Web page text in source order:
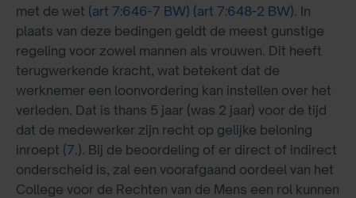
met de wet (art 7:646-7 BW) (art 7:648-2 BW). In
plaats van deze bedingen geldt de meest gunstige
regeling voor zowel mannen als vrouwen. Dit heeft
terugwerkende kracht, wat betekent dat de
werknemer een loonvordering kan instellen over het
verleden. Dat is thans 5 jaar (was 2 jaar) voor de tijd
dat de medewerker zijn recht op gelijke beloning
inroept (7.). Bij de beoordeling of er direct of indirect
onderscheid is, zal een voorafgaand oordeel van het
College voor de Rechten van de Mens een rol kunnen